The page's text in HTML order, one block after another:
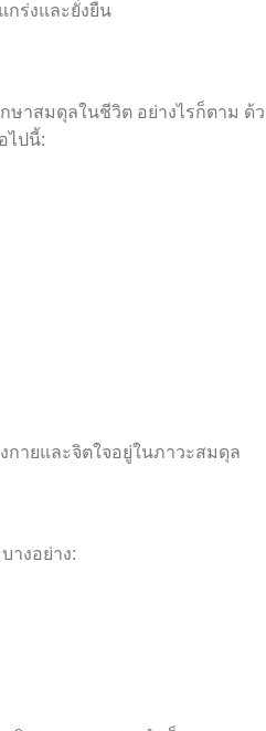
กร่งและยั่งยืน
ษาสมดุลในชีวิต อย่างไรก็ตาม ด้
ไปนี้:
กายและจิตใจอยู่ในภาวะสมดุล
างอย่าง: